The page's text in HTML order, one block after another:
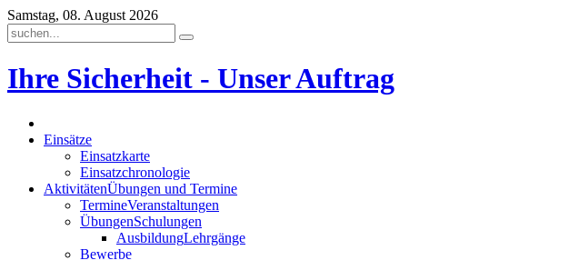
Samstag, 08. August 2026
Ihre Sicherheit - Unser Auftrag
Einsätze
Einsatzkarte
Einsatzchronologie
AktivitätenÜbungen und Termine
TermineVeranstaltungen
ÜbungenSchulungen
AusbildungLehrgänge
Bewerbe